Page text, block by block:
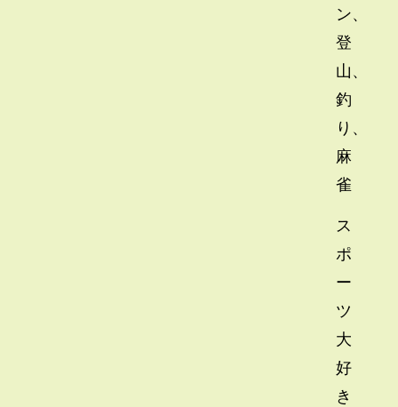
ン、
登
山、
釣
り、
麻
雀
ス
ポ
ー
ツ
大
好
き